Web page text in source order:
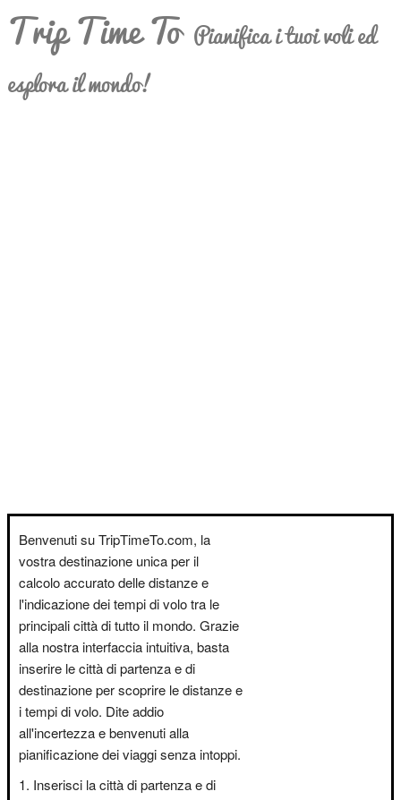
Trip Time To Pianifica i tuoi voli ed
esplora il mondo!
Benvenuti su TripTimeTo.com, la
vostra destinazione unica per il
calcolo accurato delle distanze e
l'indicazione dei tempi di volo tra le
principali città di tutto il mondo. Grazie
alla nostra interfaccia intuitiva, basta
inserire le città di partenza e di
destinazione per scoprire le distanze e
i tempi di volo. Dite addio
all'incertezza e benvenuti alla
pianificazione dei viaggi senza intoppi.
Inserisci la città di partenza e di